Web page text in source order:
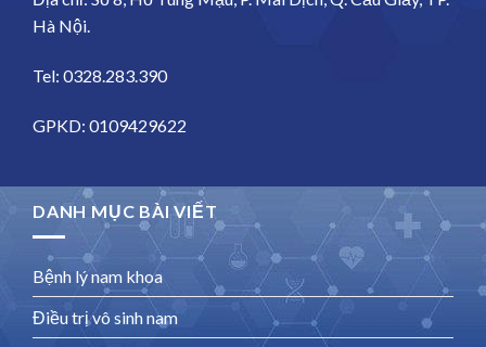
Hà Nội.
Tel: 0328.283.390
GPKD: 0109429622
DANH MỤC BÀI VIẾT
Bệnh lý nam khoa
Điều trị vô sinh nam